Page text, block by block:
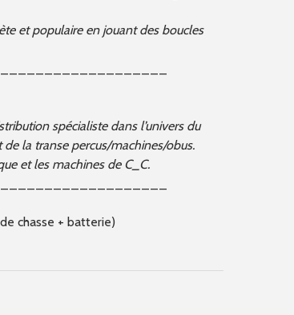
et populaire en jouant des boucles
spécialiste dans l’univers du
de la transe percus/machines/obus.
et les machines de C_C.
chasse + batterie)